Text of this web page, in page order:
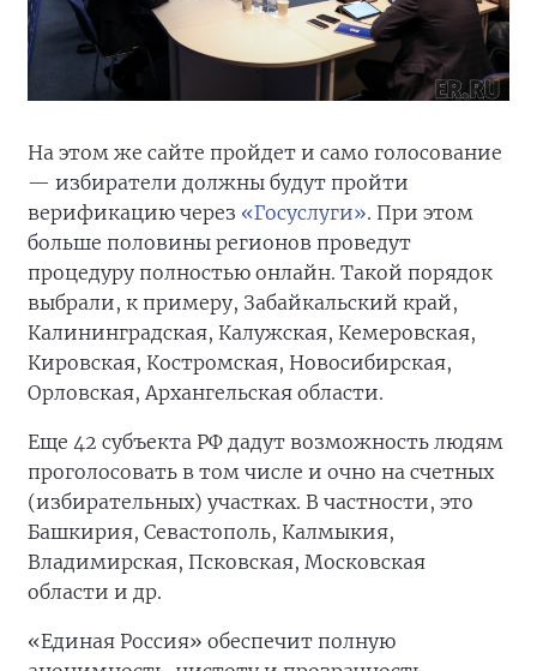
На этом же сайте пройдет и само голосование
— избиратели должны будут пройти
верификацию через «Госуслуги». При этом
больше половины регионов проведут
процедуру полностью онлайн. Такой порядок
выбрали, к примеру, Забайкальский край,
Калининградская, Калужская, Кемеровская,
Кировская, Костромская, Новосибирская,
Орловская, Архангельская области.
Еще 42 субъекта РФ дадут возможность людям
проголосовать в том числе и очно на счетных
(избирательных) участках. В частности, это
Башкирия, Севастополь, Калмыкия,
Владимирская, Псковская, Московская
области и др.
«Единая Россия» обеспечит полную